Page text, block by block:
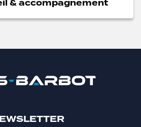
& accompagnement